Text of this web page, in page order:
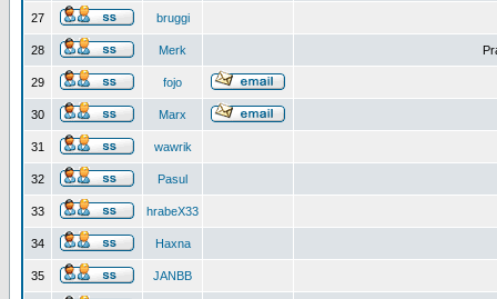
27 bruggi
28 Merk
29 fojo
30 Marx
31 wawrik
32 Pasul
33 hrabeX33
34 Haxna
35 JANBB